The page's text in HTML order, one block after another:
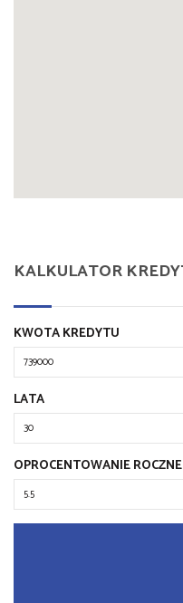
KALKULATOR
KWOTA KREDYTU
LATA
OPROCENTOWANIE ROCZNE